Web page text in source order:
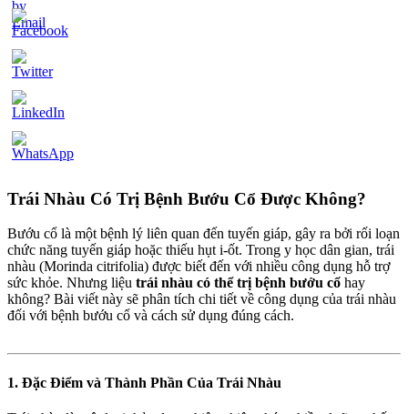
Trái Nhàu Có Trị Bệnh Bướu Cổ Được Không?
Bướu cổ là một bệnh lý liên quan đến tuyến giáp, gây ra bởi rối loạn
chức năng tuyến giáp hoặc thiếu hụt i-ốt. Trong y học dân gian, trái
nhàu (Morinda citrifolia) được biết đến với nhiều công dụng hỗ trợ
sức khỏe. Nhưng liệu trái nhàu có thể trị bệnh bướu cổ hay
không? Bài viết này sẽ phân tích chi tiết về công dụng của trái nhàu
đối với bệnh bướu cổ và cách sử dụng đúng cách.
1. Đặc Điểm và Thành Phần Của Trái Nhàu